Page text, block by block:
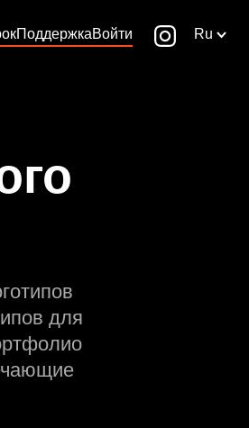
ПоддержкаВойти Ru
для